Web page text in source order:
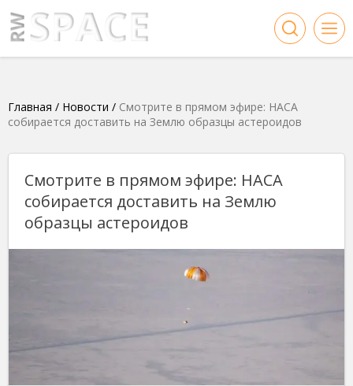
Главная / Новости / Смотрите в прямом эфире: НАСА
собирается доставить на Землю образцы астероидов
Смотрите в прямом эфире: НАСА
собирается доставить на Землю
образцы астероидов